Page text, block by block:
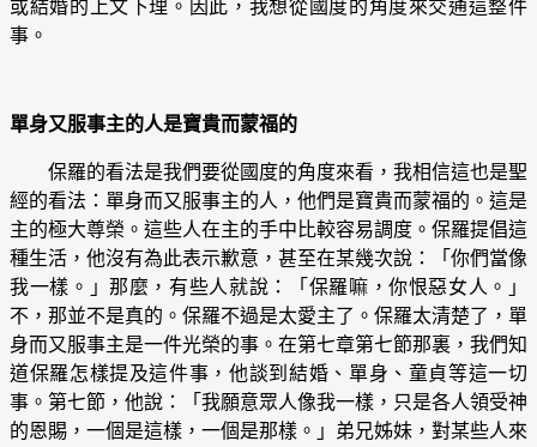
或結婚的上文下理。因此，我想從國度的角度來交通這整件
事。
單身又服事主的人是寶貴而蒙福的
保羅的看法是我們要從國度的角度來看，我相信這也是聖
經的看法：單身而又服事主的人，他們是寶貴而蒙福的。這是
主的極大尊榮。這些人在主的手中比較容易調度。保羅提倡這
種生活，他沒有為此表示歉意，甚至在某幾次說：「你們當像
我一樣。」那麼，有些人就說：「保羅嘛，你恨惡女人。」
不，那並不是真的。保羅不過是太愛主了。保羅太清楚了，單
身而又服事主是一件光榮的事。在第七章第七節那裏，我們知
道保羅怎樣提及這件事，他談到結婚、單身、童貞等這一切
事。第七節，他說：「我願意眾人像我一樣，只是各人領受神
的恩賜，一個是這樣，一個是那樣。」弟兄姊妹，對某些人來